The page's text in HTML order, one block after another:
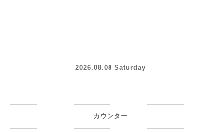
2026.08.08 Saturday
カウンター